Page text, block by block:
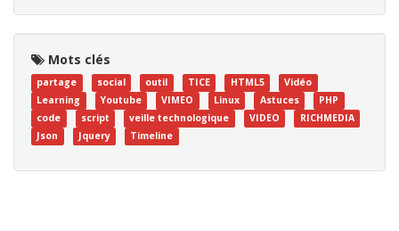
Mots clés
partage social outil TICE HTML5
Vidéo
Learning
Youtube VIMEO Linux Astuces
PHP
code
script veille technologique VIDEO
RICHMEDIA
Json
Jquery Timeline